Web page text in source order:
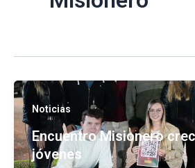
Noticias
Encuentro Misionero
jóvenes